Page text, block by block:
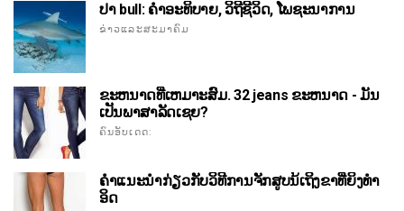
ປາ bull: ຄໍາອະທິບາຍ, ວິຖີຊີວິດ, ໂພຊະນາການ
ຂ່າວແລະສະມາຄົມ
ຂະຫນາດທີ່ເຫມາະສົມ. 32 jeans ຂະຫນາດ - ມັນ
ເປັນພາສາລັດເຊຍ?
ຄົນອັບເດດ:
ຄໍາແນະນໍາກ່ຽວກັບວິທີການຈັກສູບນ້ເຖິງຂາທີ່ຍິງທໍາ
ອິດ